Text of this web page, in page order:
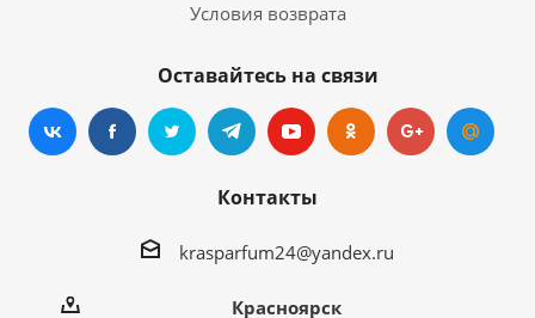
Условия возврата
Оставайтесь на связи
Контакты
krasparfum24@yandex.ru
Красноярск